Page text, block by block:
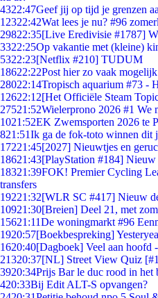
4322:47Geef jij op tijd je grenzen
12322:42Wat lees je nu? #96
29822:35[Live Eredivisie #1787]
3322:25Op vakantie met (kleine)
5322:23[Netflix #210] TUDUM
18622:22Post hier zo vaak
28022:14Tropisch aquarium #73 -
12622:12[Het Officiële Steam
27521:52Wielerprono 2026 #1 We
1021:52EK Zwemsporten 2026 te
821:51Ik ga de fok-toto winnen dit
17221:45[2027] Nieuwtjes en
18621:43[PlayStation #184] Nieuw
18321:39FOK! Premier Cycling
transfers
19221:32[WLR SC #417] Nieuw
10921:30[Breien] Deel 21, met
15621:11De woningmarkt #96
1920:57[Boekbespreking]
1620:40[Dagboek] Veel aan hoofd
21320:37[NL] Street View Quiz
3920:34Prijs Bar le duc rood in het
420:33Bij Edit ALT-S opvangen?